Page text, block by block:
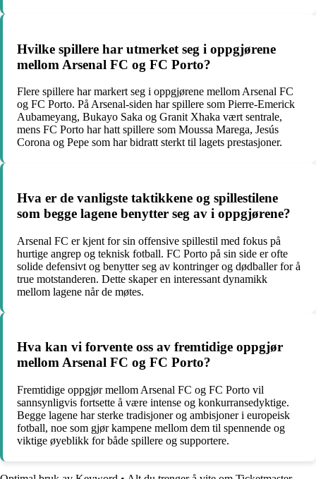
Hvilke spillere har utmerket seg i oppgjørene
mellom Arsenal FC og FC Porto?
Flere spillere har markert seg i oppgjørene mellom Arsenal FC
og FC Porto. På Arsenal-siden har spillere som Pierre-Emerick
Aubameyang, Bukayo Saka og Granit Xhaka vært sentrale,
mens FC Porto har hatt spillere som Moussa Marega, Jesús
Corona og Pepe som har bidratt sterkt til lagets prestasjoner.
Hva er de vanligste taktikkene og spillestilene
som begge lagene benytter seg av i oppgjørene?
Arsenal FC er kjent for sin offensive spillestil med fokus på
hurtige angrep og teknisk fotball. FC Porto på sin side er ofte
solide defensivt og benytter seg av kontringer og dødballer for å
true motstanderen. Dette skaper en interessant dynamikk
mellom lagene når de møtes.
Hva kan vi forvente oss av fremtidige oppgjør
mellom Arsenal FC og FC Porto?
Fremtidige oppgjør mellom Arsenal FC og FC Porto vil
sannsynligvis fortsette å være intense og konkurransedyktige.
Begge lagene har sterke tradisjoner og ambisjoner i europeisk
fotball, noe som gjør kampene mellom dem til spennende og
viktige øyeblikk for både spillere og supportere.